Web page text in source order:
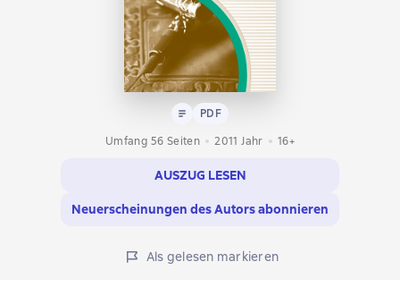
Text PDF
PDF
Umfang 56 Seiten
2011 Jahr 16+
AUSZUG LESEN
Neuerscheinungen des Autors abonnieren
Als gelesen markieren